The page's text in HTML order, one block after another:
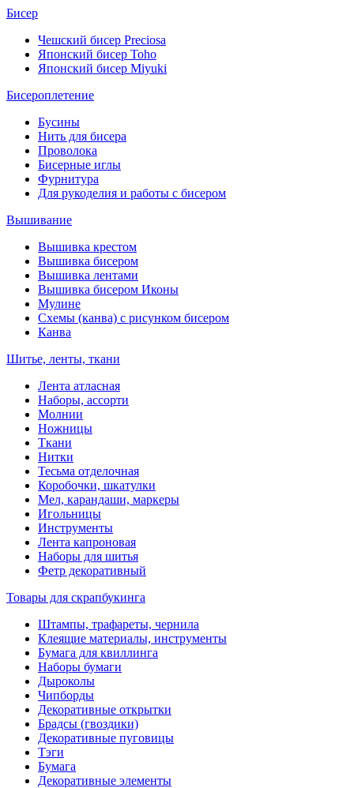
Бисер
Чешский бисер Preciosa
Японский бисер Toho
Японский бисер Miyuki
Бисероплетение
Бусины
Нить для бисера
Проволока
Бисерные иглы
Фурнитура
Для рукоделия и работы с бисером
Вышивание
Вышивка крестом
Вышивка бисером
Вышивка лентами
Вышивка бисером Иконы
Мулине
Схемы (канва) с рисунком бисером
Канва
Шитье, ленты, ткани
Лента атласная
Наборы, ассорти
Молнии
Ножницы
Ткани
Нитки
Тесьма отделочная
Коробочки, шкатулки
Мел, карандаши, маркеры
Игольницы
Инструменты
Лента капроновая
Наборы для шитья
Фетр декоративный
Товары для скрапбукинга
Штампы, трафареты, чернила
Клеящие материалы, инструменты
Бумага для квиллинга
Наборы бумаги
Дыроколы
Чипборды
Декоративные открытки
Брадсы (гвоздики)
Декоративные пуговицы
Тэги
Бумага
Декоративные элементы